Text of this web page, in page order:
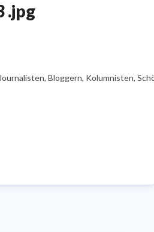
.jpg
Bloggern, Kolumnisten,